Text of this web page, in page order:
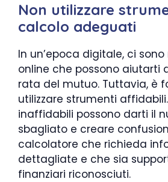
Non utilizzare
calcolo adeguati
In un’epoca digitale, ci
online che possono aiutarti
rata del mutuo. Tuttavia, è
utilizzare strumenti
inaffidabili possono darti il
sbagliato e creare
calcolatore che richieda
dettagliate e che sia
finanziari riconosciuti.